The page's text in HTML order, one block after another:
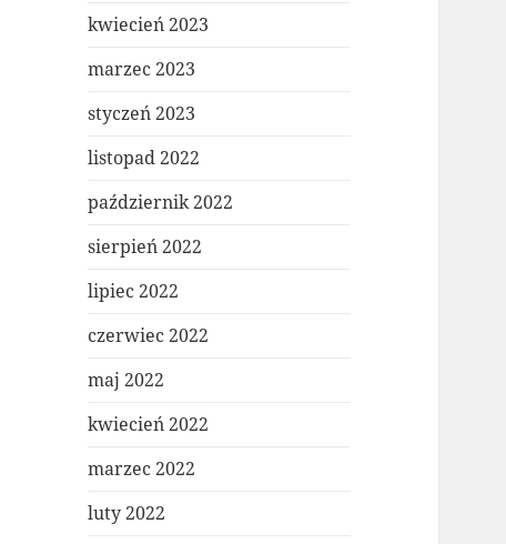
kwiecień 2023
marzec 2023
styczeń 2023
listopad 2022
październik 2022
sierpień 2022
lipiec 2022
czerwiec 2022
maj 2022
kwiecień 2022
marzec 2022
luty 2022